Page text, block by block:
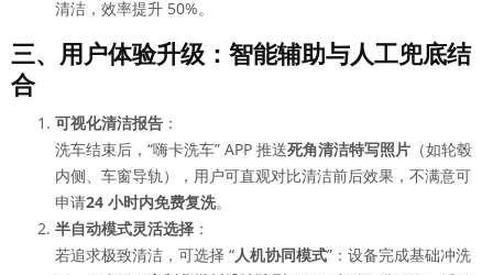
清洁，效率提升 50%。
三、用户体验升级：智能辅助与人工兜底结
合
可视化清洁报告 ：
洗车结束后，“嗨卡洗车” APP 推送死角清洁特写照片 （如轮毂
内侧、车窗导轨），用户可直观对比清洁前后效果，不满意可
申请24 小时内免费复洗。
半自动模式灵活选择 ：
若追求极致清洁，可选择 “人机协同模式”：设备完成基础冲洗